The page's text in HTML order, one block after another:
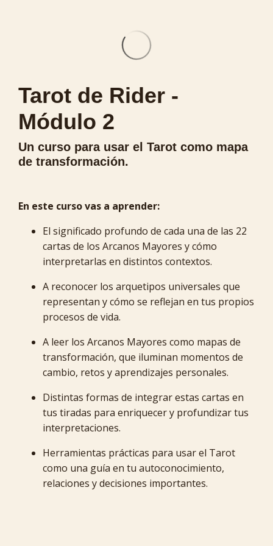
Tarot de Rider -
Módulo 2
Un curso para usar el Tarot como mapa
de transformación.
En este curso vas a aprender:
El significado profundo de cada una de las 22
cartas de los Arcanos Mayores y cómo
interpretarlas en distintos contextos.
A reconocer los arquetipos universales que
representan y cómo se reflejan en tus propios
procesos de vida.
A leer los Arcanos Mayores como mapas de
transformación, que iluminan momentos de
cambio, retos y aprendizajes personales.
Distintas formas de integrar estas cartas en
tus tiradas para enriquecer y profundizar tus
interpretaciones.
Herramientas prácticas para usar el Tarot
como una guía en tu autoconocimiento,
relaciones y decisiones importantes.